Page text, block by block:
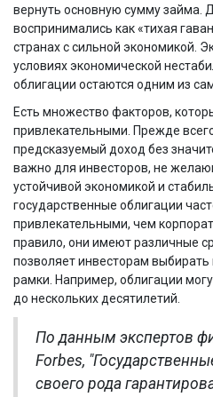
вернуть основную сумму займа.
воспринимались как «тихая
странах с сильной экономикой.
условиях экономической
облигации остаются одним из
Есть множество факторов,
привлекательными. Прежде
предсказуемый доход без
важно для инвесторов, не
устойчивой экономикой и
государственные облигации
привлекательными, чем
правило, они имеют различные
позволяет инвесторам
рамки. Например, облигации
до нескольких десятилетий.
По данным экспертов
Forbes,
своего рода